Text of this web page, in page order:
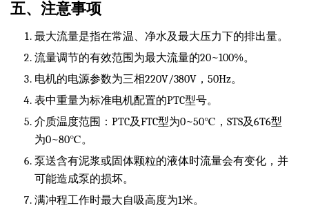
五、注意事项
最大流量是指在常温、净水及最大压力下的排出量。
流量调节的有效范围为最大流量的20~100%。
电机的电源参数为三相220V/380V，50Hz。
表中重量为标准电机配置的PTC型号。
介质温度范围：PTC及FTC型为0~50℃，STS及6T6型
为0~80℃。
泵送含有泥浆或固体颗粒的液体时流量会有变化，并
可能造成泵的损坏。
满冲程工作时最大自吸高度为1米。